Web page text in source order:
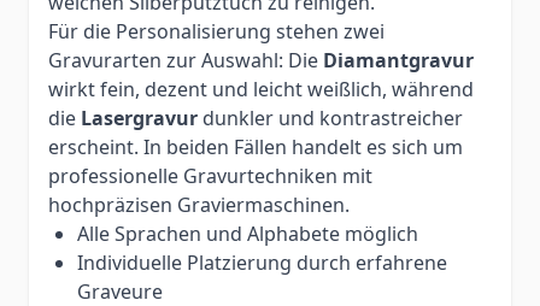
Für die Personalisierung stehen zwei
Gravurarten zur Auswahl: Die Diamantgravur
wirkt fein, dezent und leicht weißlich, während
die Lasergravur dunkler und kontrastreicher
erscheint. In beiden Fällen handelt es sich um
professionelle Gravurtechniken mit
hochpräzisen Graviermaschinen.
Alle Sprachen und Alphabete möglich
Individuelle Platzierung durch erfahrene
Graveure